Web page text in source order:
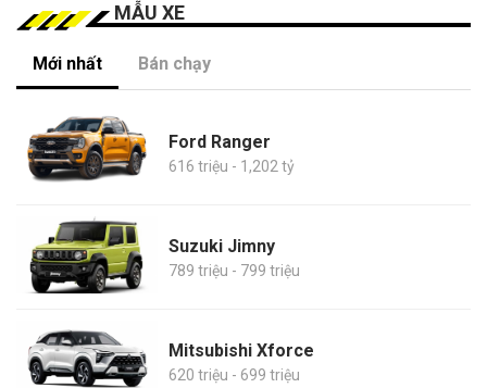
MẪU XE
Mới nhất Bán chạy
Ford Ranger
616 triệu - 1,202 tỷ
Suzuki Jimny
789 triệu - 799 triệu
Mitsubishi Xforce
620 triệu - 699 triệu